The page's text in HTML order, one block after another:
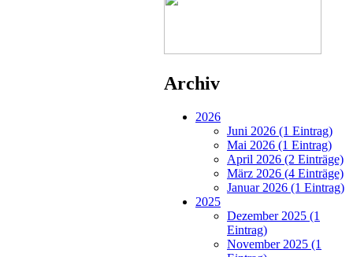
Archiv
2026
Juni 2026 (1 Eintrag)
Mai 2026 (1 Eintrag)
April 2026 (2 Einträge)
März 2026 (4 Einträge)
Januar 2026 (1 Eintrag)
2025
Dezember 2025 (1
Eintrag)
November 2025 (1